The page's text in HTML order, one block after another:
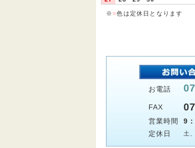
※ ■色は定休日となります
お電話
FAX
営業時間
9
定休日
土